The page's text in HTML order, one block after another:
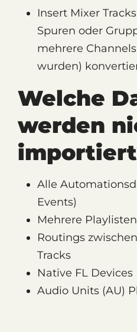
Insert Mixer
Spuren oder
mehrere
wurden)
Welche
werden
Alle
Events)
Mehrere Playlisten
Routings
Tracks
Native FL Devices
Audio Units (AU)